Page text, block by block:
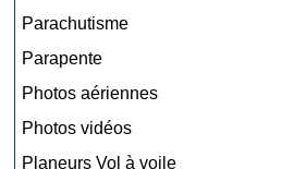
Parachutisme
Parapente
Photos aériennes
Photos vidéos
Planeurs Vol à voile